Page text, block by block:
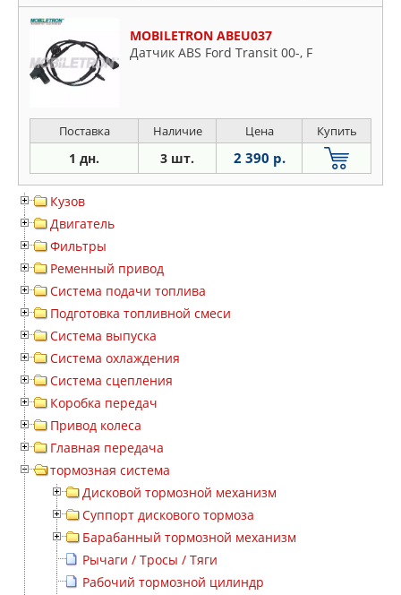
MOBILETRON ABEU037
Датчик ABS Ford Transit 00-, F
Поставка Наличие Цена Купить
1 дн. 3 шт. 2 390 р.
Кузов
Двигатель
Фильтры
Ременный привод
Система подачи топлива
Подготовка топливной смеси
Система выпуска
Система охлаждения
Система сцепления
Коробка передач
Привод колеса
Главная передача
тормозная система
Дисковой тормозной механизм
Суппорт дискового тормоза
Барабанный тормозной механизм
Рычаги / Тросы / Тяги
Рабочий тормозной цилиндр